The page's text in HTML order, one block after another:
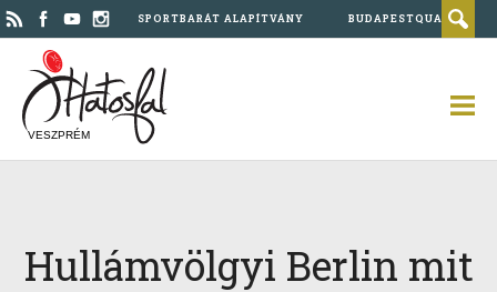
SPORTBARÁT ALAPÍTVÁNY BUDAPESTQUAD
VESZPRÉM
Hullámvölgyi Berlin mit